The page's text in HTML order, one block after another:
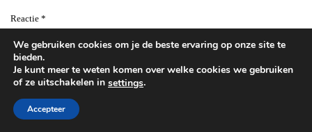
Reactie *
We gebruiken cookies om je de beste ervaring op onze site te
bieden.
Je kunt meer te weten komen over welke cookies we gebruiken
of ze uitschakelen in settings.
Accepteer